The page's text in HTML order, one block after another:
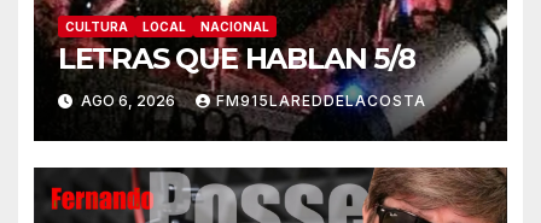
CULTURA LOCAL NACIONAL
LETRAS QUE HABLAN 5/8
AGO 6, 2026 FM915LAREDDELACOSTA